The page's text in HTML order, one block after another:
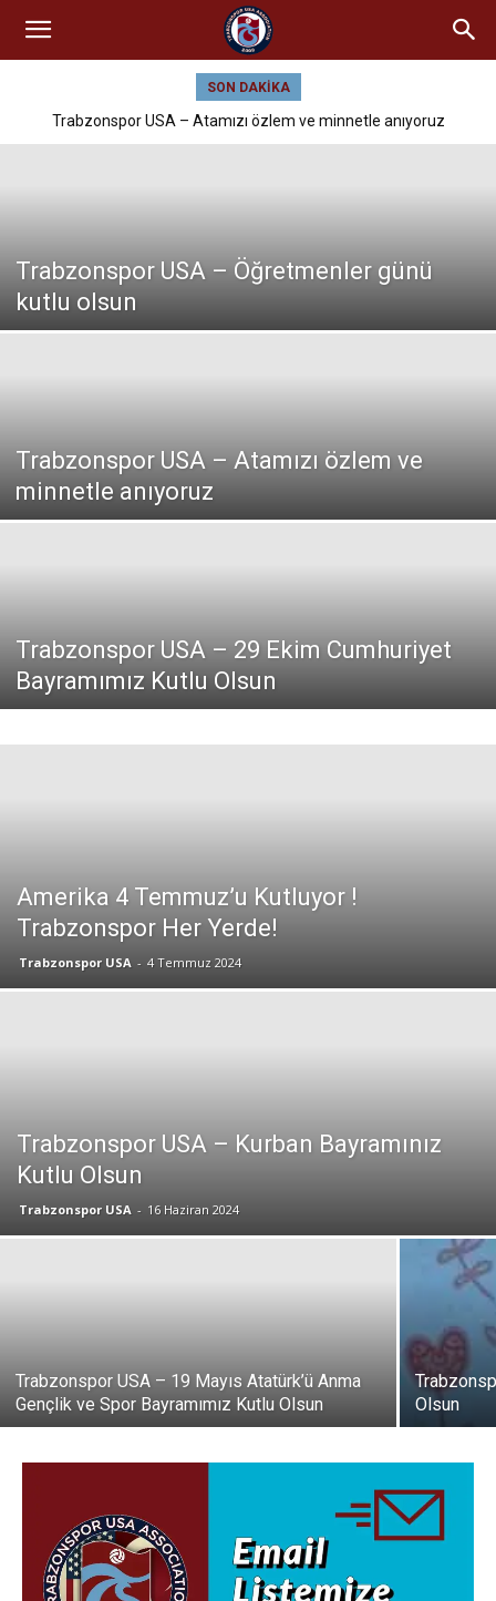
SON DAKIKA
Trabzonspor USA – Atamızı özlem ve minnetle anıyoruz
Trabzonspor USA – Öğretmenler günü
kutlu olsun
Trabzonspor USA – Atamızı özlem ve
minnetle anıyoruz
Trabzonspor USA – 29 Ekim Cumhuriyet
Bayramımız Kutlu Olsun
Amerika 4 Temmuz’u Kutluyor !
Trabzonspor Her Yerde!
Trabzonspor USA - 4 Temmuz 2024
Trabzonspor USA – Kurban Bayramınız
Kutlu Olsun
Trabzonspor USA - 16 Haziran 2024
Trabzonspor USA – 19 Mayıs Atatürk’ü Anma
Gençlik ve Spor Bayramımız Kutlu Olsun
Olsun